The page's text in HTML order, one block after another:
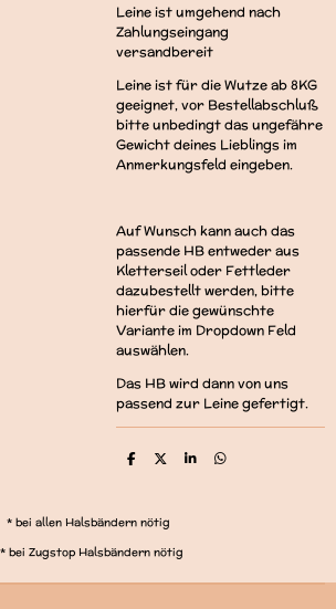
Leine ist umgehend nach
Zahlungseingang
versandbereit
Leine ist für die Wutze ab 8KG
geeignet, vor Bestellabschluß
bitte unbedingt das ungefähre
Gewicht deines Lieblings im
Anmerkungsfeld eingeben.
Auf Wunsch kann auch das
passende HB entweder aus
Kletterseil oder Fettleder
dazubestellt werden, bitte
hierfür die gewünschte
Variante im Dropdown Feld
auswählen.
Das HB wird dann von uns
passend zur Leine gefertigt.
T
n
T
e
n
T
T
* bei allen Halsbändern nötig
bei Zugstop Halsbändern nötig